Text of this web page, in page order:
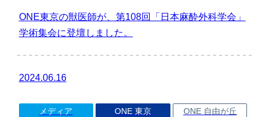
ONE東京の獣医師が、第108回「日本麻酔外科学会」
学術集会に登壇しました。
2024.06.16
メディア ONE 東京 ONE 自由が丘